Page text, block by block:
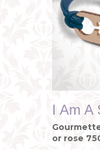
I Am A
or rose